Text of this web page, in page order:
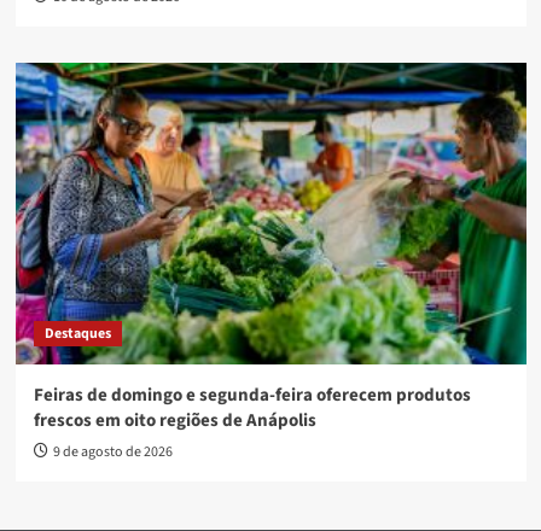
Destaques
Feiras de domingo e segunda-feira oferecem produtos
frescos em oito regiões de Anápolis
9 de agosto de 2026